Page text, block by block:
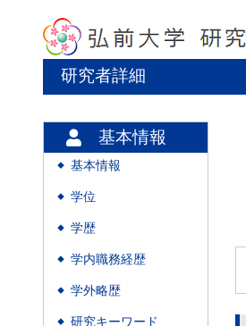
研究者詳細
基本情報
◆ 基本情報
◆ 学位
◆ 学歴
◆ 学内職務経歴
◆ 学外略歴
◆ 研究キーワード